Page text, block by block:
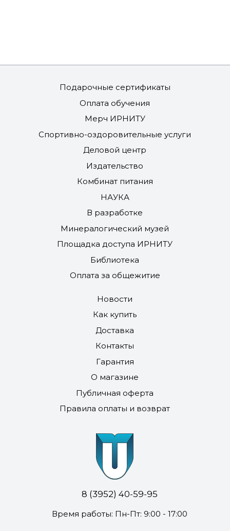
Подарочные сертификаты
Оплата обучения
Мерч ИРНИТУ
Спортивно-оздоровительные услуги
Деловой центр
Издательство
Комбинат питания
НАУКА
В разработке
Минералогический музей
Площадка доступа ИРНИТУ
Библиотека
Оплата за общежитие
Новости
Как купить
Доставка
Контакты
Гарантия
О магазине
Публичная оферта
Правила оплаты и возврат
8 (3952) 40-59-95
Время работы: Пн-Пт: 9:00 - 17:00